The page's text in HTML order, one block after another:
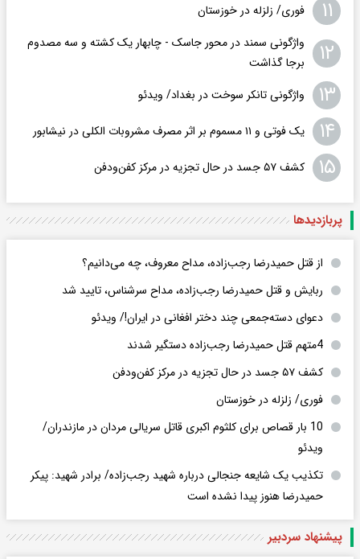
۱۱ فوری/ زلزله در خوزستان
۱۲
واژگونی سمند در محور جاسک - چابهار یک کشته و سه مصدوم
برجا گذاشت
۱۳ واژگونی تانکر سوخت در بغداد/ ویدئو
۱۴ یک فوتی و ۱۱ مسموم بر اثر مصرف مشروبات الکلی در نیشابور
۱۵ کشف ۵۷ جسد در حال تجزیه در مرکز کفن‌ودفن
پربازدید‌ها
از قتل حمیدرضا رجب‌زاده، مداح معروف، چه می‌دانیم؟
ربایش و قتل حمیدرضا رجب‌زاده، مداح سرشناس، تایید شد
دعوای دسته‌جمعی چند دختر افغانی در ایران!/ ویدئو
4متهم قتل حمیدرضا رجب‌زاده دستگیر شدند
کشف ۵۷ جسد در حال تجزیه در مرکز کفن‌ودفن
فوری/ زلزله در خوزستان
10 بار قصاص برای کلثوم اکبری قاتل سریالی مردان در مازندران/
ویدئو
تکذیب یک شایعه جنجالی درباره شهید رجب‌زاده/ برادر شهید: پیکر
حمیدرضا هنوز پیدا نشده است
پیشنهاد سردبیر